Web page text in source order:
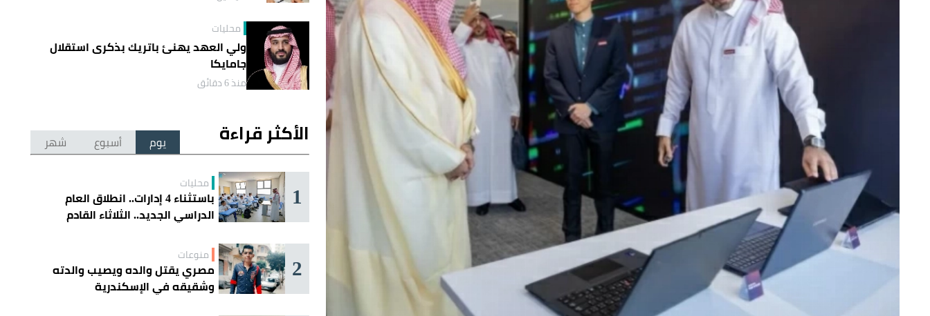
محليات
ولي العهد يهنئ باتريك بذكرى استقلال
جامايكا
منذ 6 دقائق
الأكثر قراءة يوم أسبوع شهر
1 محليات
باستثناء 4 إدارات.. انطلاق العام
الدراسي الجديد.. الثلاثاء القادم
2 منوعات
مصري يقتل والده ويصيب والدته
وشقيقه في الإسكندرية